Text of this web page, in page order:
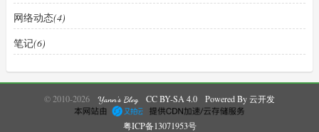
网络动态(4)
笔记(6)
© 2010-2026 Yann's Blog CC BY-SA 4.0 Powered By 云开发
粤ICP备13071953号